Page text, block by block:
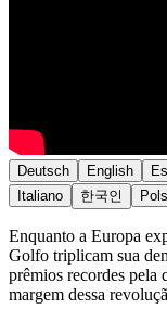
Deutsch English
Italiano
한국인
Enquanto a Europa
Golfo triplicam sua
prêmios recordes pela
margem dessa